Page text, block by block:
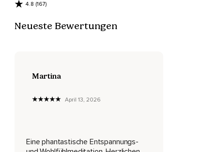
Genieße die Stille und den Frieden im Hier und Jetzt.
Du musst jetzt überhaupt nichts tun und niemand sein.
Genieße es,
müssen.
4.8 (167)
Neueste Bewertungen
Martina
April 13, 2026
Eine phantastische Entspannungs-